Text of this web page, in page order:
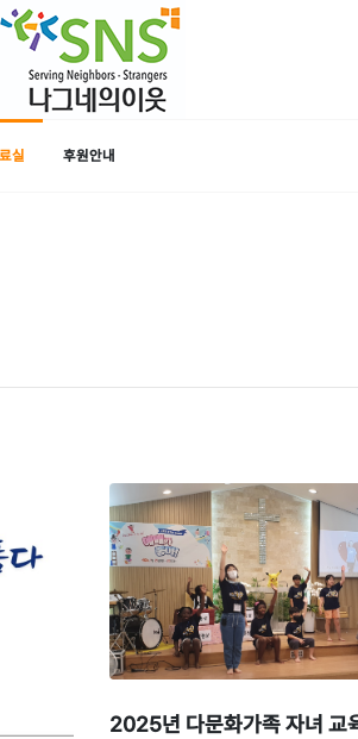
실 후원안내
2025년 다문화가족 자녀 교